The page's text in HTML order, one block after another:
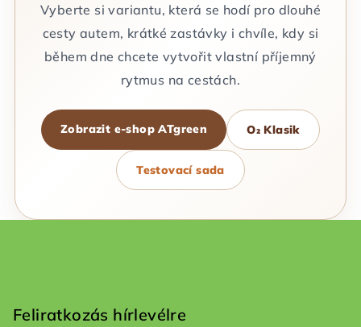
Vyberte si variantu, která se hodí pro dlouhé
cesty autem, krátké zastávky i chvíle, kdy si
během dne chcete vytvořit vlastní příjemný
rytmus na cestách.
Zobrazit e-shop ATgreen O₂ Klasik
Testovací sada
Feliratkozás hírlevélre